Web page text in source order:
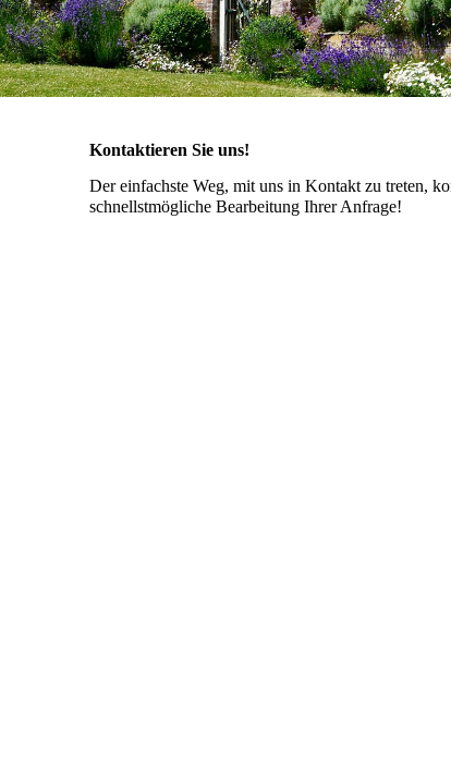
Kontaktieren Sie uns!
Der einfachste Weg, mit uns in Kontakt zu treten,
schnellstmögliche Bearbeitung Ihrer Anfrage!